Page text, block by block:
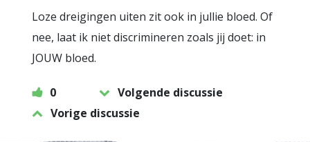
Loze dreigingen uiten zit ook in jullie bloed. Of
nee, laat ik niet discrimineren zoals jij doet: in
JOUW bloed.
0
Volgende discussie
Vorige discussie